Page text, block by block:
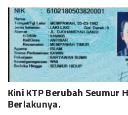
Kini KTP Berubah Seumur
Berlakunya.